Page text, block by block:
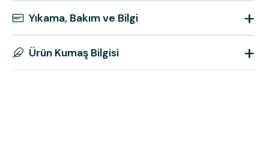
Yıkama, Bakım ve Bilgi +
Ürün Kumaş Bilgisi +